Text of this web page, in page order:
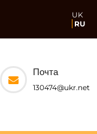
UK
RU
Почта
130474@ukr.net